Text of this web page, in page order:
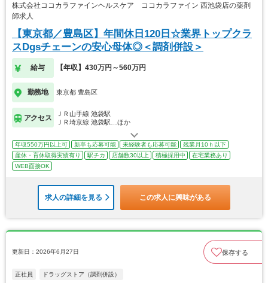
株式会社ココカラファインヘルスケア ココカラファイン 西池袋店の薬剤
師求人
【東京都／豊島区】年間休日120日☆業界トップクラ
スDgsチェーンの安心母体◎＜調剤併設＞
給与 【年収】430万円～560万円
勤務地 東京都 豊島区
アクセス
ＪＲ山手線 池袋駅
ＪＲ埼京線 池袋駅…ほか
年収550万円以上可 新卒も応募可能 未経験者も応募可能
残業月10ｈ以下
産休・育休取得実績有り
駅チカ 店舗数30以上 積極採用中
在宅業務あり
WEB面接OK
求人の詳細を見る この求人に興味がある
更新日：2026年6月27日 保存する
正社員 ドラッグストア（調剤併設）